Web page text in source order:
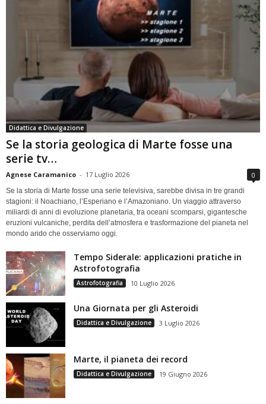
Didattica e Divulgazione
Se la storia geologica di Marte fosse una
serie tv…
Agnese Caramanico - 17 Luglio 2026 0
Se la storia di Marte fosse una serie televisiva, sarebbe divisa in tre grandi
stagioni: il Noachiano, l’Esperiano e l’Amazoniano. Un viaggio attraverso
miliardi di anni di evoluzione planetaria, tra oceani scomparsi, gigantesche
eruzioni vulcaniche, perdita dell’atmosfera e trasformazione del pianeta nel
mondo arido che osserviamo oggi.
Tempo Siderale: applicazioni pratiche in
Astrofotografia
Astrofotografia 10 Luglio 2026
Una Giornata per gli Asteroidi
Didattica e Divulgazione 3 Luglio 2026
Marte, il pianeta dei record
Didattica e Divulgazione 19 Giugno 2026